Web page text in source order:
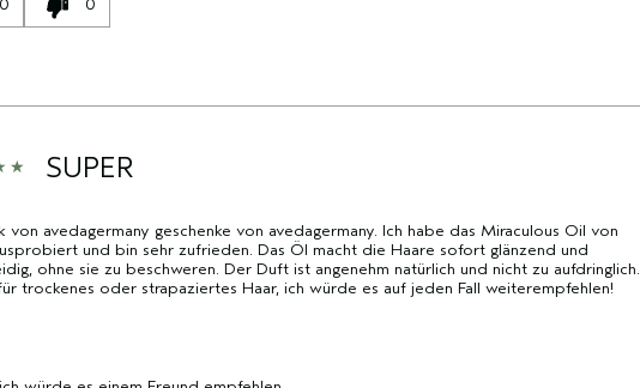
0 0
SUPER
von avedagermany geschenke von avedagermany. Ich habe das Miraculous Oil von
und bin sehr zufrieden. Das Öl macht die Haare sofort glänzend und
ohne sie zu beschweren. Der Duft ist angenehm natürlich und nicht zu aufdringlich.
trockenes oder strapaziertes Haar, ich würde es auf jeden Fall weiterempfehlen!